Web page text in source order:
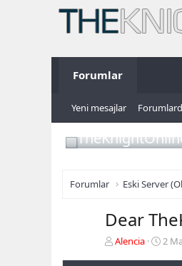
Forumlar
Yeni mesajlar
Forumlar Eski Server
Dear
K
Alencia
B
2